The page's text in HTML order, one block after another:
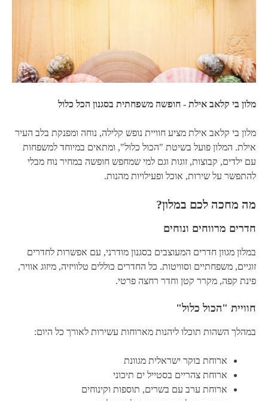
מלון בי קלאב אילת - חופשה משפחתית בסגנון הכל כלול
מלון בי קלאב אילת מציע חוויית נופש קלילה, נוחה ומפנקת בלב העיר
אילת. המלון פועל בשיטת "הכול כלול", ומתאים במיוחד למשפחות
עם ילדים, קבוצות, זוגות וגם למי שמחפש חופשה במחיר נוח מבלי
להתפשר על שירות, אוכל ופעילויות מהנות.
מה מחכה לכם במלון?
חדרים מרווחים ונוחים
במלון מגוון חדרים המעוצבים בסגנון מודרני, עם אפשרות לחדרים
זוגיים, משפחתיים וסוויטות. כל החדרים כוללים טלוויזיה, מיזוג אוויר,
פינת קפה, מקרר קטן וחדר רחצה פרטי.
חוויית "הכול כלול"
במהלך השהות תוכלו ליהנות מארוחות עשירות לאורך כל היום:
ארוחת בוקר ישראלית מגוונת
ארוחת צהריים בסטייל ים תיכוני
ארוחת ערב עם בשרים, תוספות וקינוחים